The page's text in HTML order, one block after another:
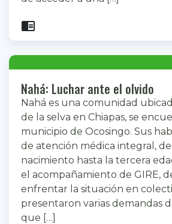
chrome_reader_mode
Nahá: Luchar ante el olvido
Nahá es una comunidad
de la selva en Chiapas, se
municipio de Ocosingo. Sus
de atención médica integral,
nacimiento hasta la tercera
el acompañamiento de GIRE,
enfrentar la situación en
presentaron varias demandas
que […]